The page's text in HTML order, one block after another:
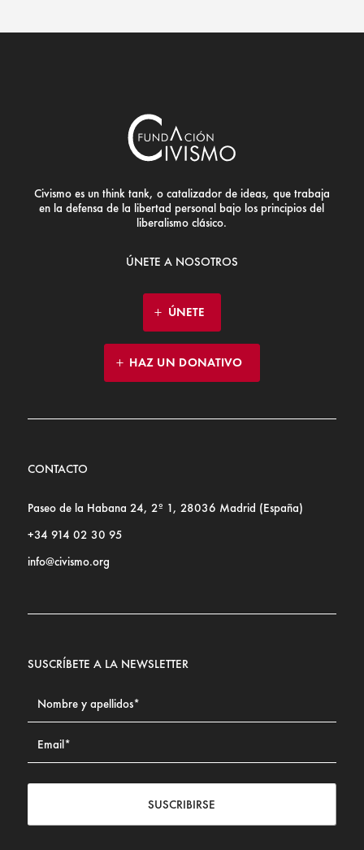
Civismo es un think tank, o catalizador de ideas, que trabaja
en la defensa de la libertad personal bajo los principios del
liberalismo clásico.
ÚNETE A NOSOTROS
ÚNETE
HAZ UN DONATIVO
CONTACTO
Paseo de la Habana 24, 2º 1, 28036 Madrid (España)
+34 914 02 30 95
info@civismo.org
SUSCRÍBETE A LA NEWSLETTER
SUSCRIBIRSE